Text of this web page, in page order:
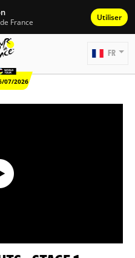
France Utiliser
07/2026
FR